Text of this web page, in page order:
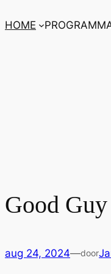
naar
HOME
Good
aug 24, 2024—door